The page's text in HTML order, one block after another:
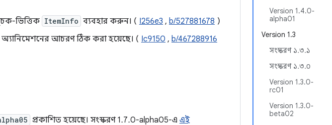
Version 1.4.0-
alpha01
Version 1.3
সংস্করণ ১.৩.১
সংস্করণ ১.৩.০
Version 1.3.0-
rc01
Version 1.3.0-
beta02
ভিত্তিক ItemInfo ব্যবহার করুন। ( I256e3 , b/527881678 )
অ্যানিমেশনের আচরণ ঠিক করা হয়েছে। ( Ic9150 , b/467288916
প্রকাশিত হয়েছে। সংস্করণ 1.7.0-alpha05-এ এই